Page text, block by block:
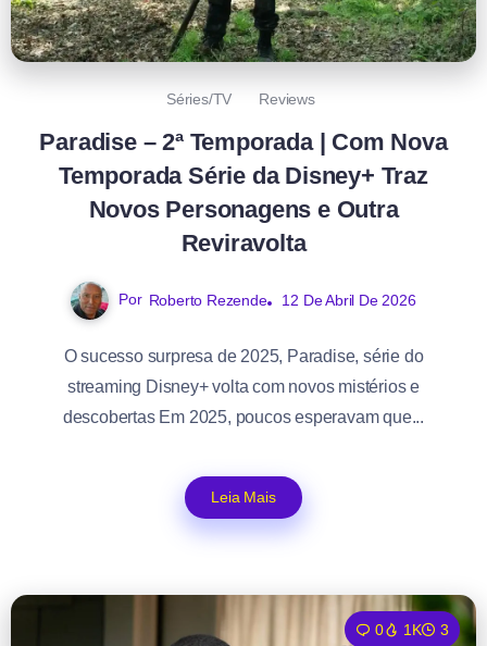
Séries/TV Reviews
Paradise – 2ª Temporada | Com Nova
Temporada Série da Disney+ Traz
Novos Personagens e Outra
Reviravolta
Por Roberto Rezende 12 De Abril De 2026
O sucesso surpresa de 2025, Paradise, série do
streaming Disney+ volta com novos mistérios e
descobertas Em 2025, poucos esperavam que...
Leia Mais
0 1K 3